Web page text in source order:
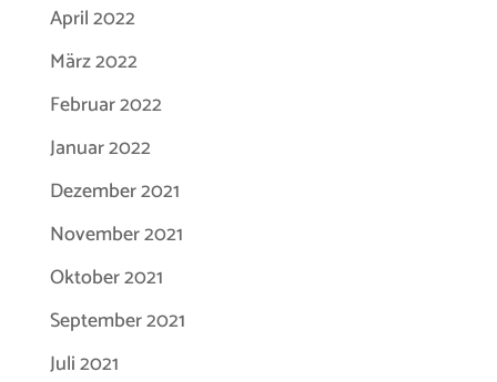
April 2022
März 2022
Februar 2022
Januar 2022
Dezember 2021
November 2021
Oktober 2021
September 2021
Juli 2021